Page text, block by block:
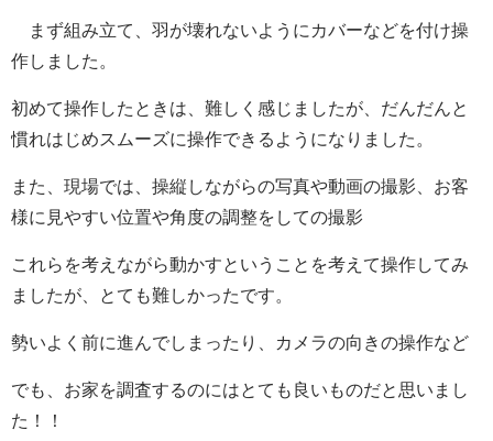
まず組み立て、羽が壊れないようにカバーなどを付け操
作しました。
初めて操作したときは、難しく感じましたが、だんだんと
慣れはじめスムーズに操作できるようになりました。
また、現場では、操縦しながらの写真や動画の撮影、お客
様に見やすい位置や角度の調整をしての撮影
これらを考えながら動かすということを考えて操作してみ
ましたが、とても難しかったです。
勢いよく前に進んでしまったり、カメラの向きの操作など
でも、お家を調査するのにはとても良いものだと思いまし
た！！